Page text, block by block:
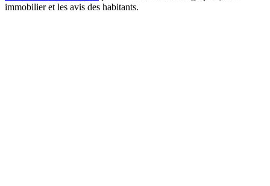
immobilier et les avis des habitants.